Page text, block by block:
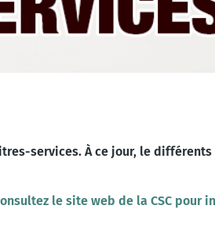
services. À ce jour, le
le site web de la CSC pour